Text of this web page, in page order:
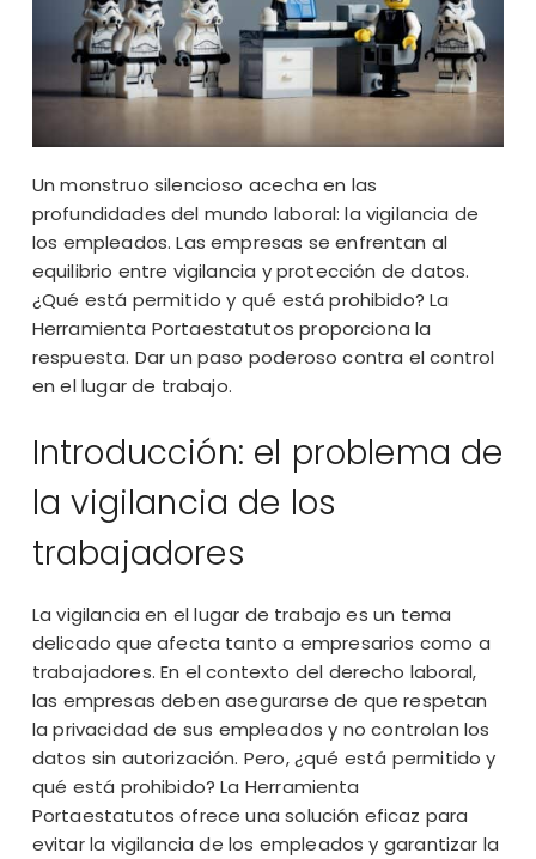
Un monstruo silencioso acecha en las
profundidades del mundo laboral: la vigilancia de
los empleados. Las empresas se enfrentan al
equilibrio entre vigilancia y protección de datos.
¿Qué está permitido y qué está prohibido? La
Herramienta Portaestatutos proporciona la
respuesta. Dar un paso poderoso contra el control
en el lugar de trabajo.
Introducción: el problema de
la vigilancia de los
trabajadores
La vigilancia en el lugar de trabajo es un tema
delicado que afecta tanto a empresarios como a
trabajadores. En el contexto del derecho laboral,
las empresas deben asegurarse de que respetan
la privacidad de sus empleados y no controlan los
datos sin autorización. Pero, ¿qué está permitido y
qué está prohibido? La Herramienta
Portaestatutos ofrece una solución eficaz para
evitar la vigilancia de los empleados y garantizar la